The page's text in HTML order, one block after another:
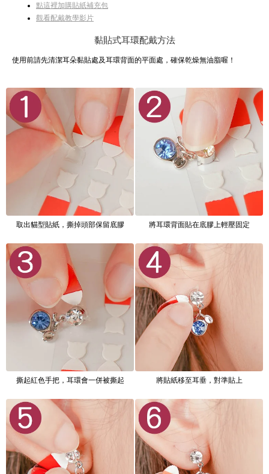
點這裡加購貼紙補充包
觀看配戴教學影片
黏貼式耳環配戴方法
使用前請先清潔耳朵黏貼處及耳環背面的平面處，確保乾燥無油脂喔！
取出貓型貼紙，撕掉頭部保留底膠 將耳環背面貼在底膠上輕壓固定
撕起紅色手把，耳環會一併被撕起 將貼紙移至耳垂，對準貼上